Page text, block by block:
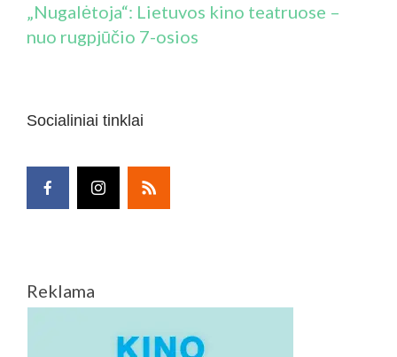
„Nugalėtoja“: Lietuvos kino teatruose –
nuo rugpjūčio 7-osios
Socialiniai tinklai
Reklama